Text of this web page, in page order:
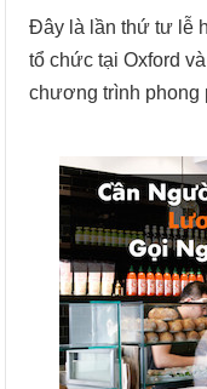
Đây là lần thứ tư lễ
tổ chức tại Oxford
chương trình phong